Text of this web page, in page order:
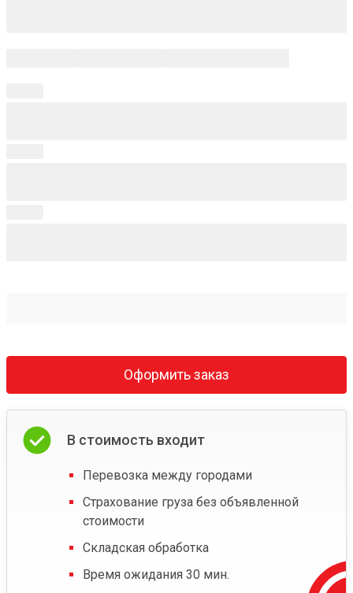
Оформить заказ
В стоимость входит
Перевозка между городами
Страхование груза без объявленной
стоимости
Складская обработка
Время ожидания 30 мин.